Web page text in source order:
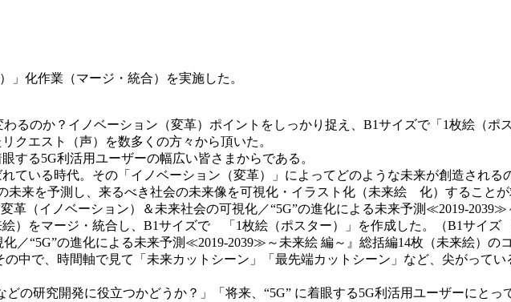
」化作業（マージ・統合）を実施した。
るのか？イノベーション（変革）ポイントをしっかり捉え、B1サイズで「1枚絵（ポ
クエスト（声）を数多くの方々から頂いた。
する5G利活用ユーザーの幅広い皆さまからである。
ている時代。その「イノベーション（変革）」によってどのような未来が創造される
未来を予測し、来るべき社会の未来像を可視化・イラスト化（未来絵 化）することが
革（イノベーション）＆未来社会の可視化／“5G”の進化による未来予測≪2019‐2039≫
）をマージ・統合し、B1サイズで 「1枚絵（ポスター）」を作成した。（B1サイ
／“5G”の進化による未来予測≪2019‐2039≫～未来絵 編～』総括編14枚（未来絵）の
の中で、時間軸で見て「未来カットシーン」「最先端カットシーン」など、尖がって
の研究開発に役立つかどうか？」「将来、“5G” に着眼する5G利活用ユーザーにとっ